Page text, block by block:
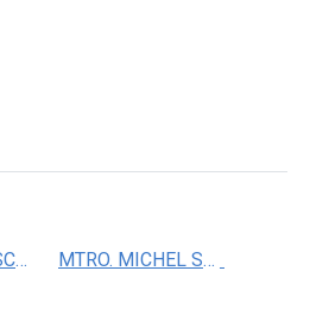
DR. VICENTE ESCAMILLA RIVERA MTRO. MICHEL SAENZ FARRET